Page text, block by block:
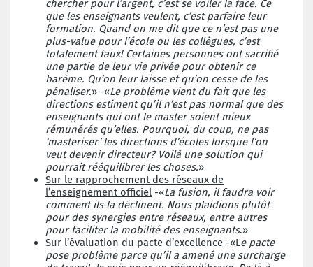
chercher pour l’argent, c’est se voiler la face. Ce
que les enseignants veulent, c’est parfaire leur
formation. Quand on me dit que ce n’est pas une
plus-value pour l’école ou les collègues, c’est
totalement faux! Certaines personnes ont sacrifié
une partie de leur vie privée pour obtenir ce
barème. Qu’on leur laisse et qu’on cesse de les
pénaliser.» -«Le problème vient du fait que les
directions estiment qu’il n’est pas normal que des
enseignants qui ont le master soient mieux
rémunérés qu’elles. Pourquoi, du coup, ne pas
‘masteriser’ les directions d’écoles lorsque l’on
veut devenir directeur? Voilà une solution qui
pourrait rééquilibrer les choses.»
Sur le rapprochement des réseaux de
l’enseignement officiel -«La fusion, il faudra voir
comment ils la déclinent. Nous plaidions plutôt
pour des synergies entre réseaux, entre autres
pour faciliter la mobilité des enseignants.»
Sur l’évaluation du pacte d’excellence -«Le pacte
pose problème parce qu’il a amené une surcharge